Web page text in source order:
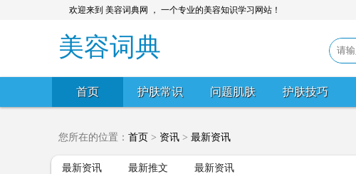
欢迎来到 美容词典网 ， 一个专业的美容知识学习网站！
美容词典
首页 护肤常识 问题肌肤 护肤技巧
您所在的位置： 首页 > 资讯 > 最新资讯
最新资讯 最新推文 最新资讯